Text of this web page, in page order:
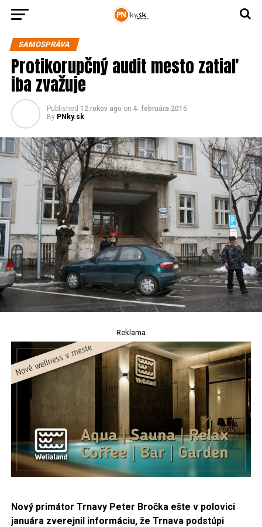
SAMOSPRÁVA
Protikorupčný audit mesto zatiaľ
iba zvažuje
Published 12 rokov ago on 4. februára 2015
By PNky.sk
Reklama
Nový primátor Trnavy Peter Bročka ešte v polovici
januára zverejnil informáciu, že Trnava podstúpi